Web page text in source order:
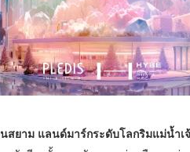
สยาม แลนด์มาร์กระดับโลกริมแม่น้ำเ